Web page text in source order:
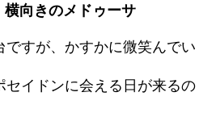
横向きのメドゥーサ
すが、かすかに微笑んでい
セイドンに会える日が来るの